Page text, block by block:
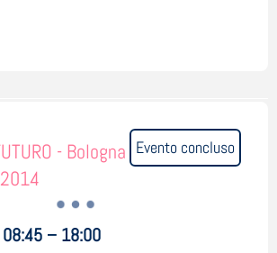
Evento concluso
- Bologna
2014
– 18:00